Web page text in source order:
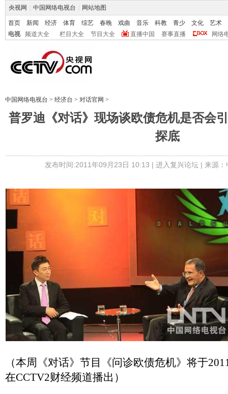
央视网 中国网络电视台 网站地图
首页 新闻 经济 体育 综艺 春晚 戏曲 音乐 科教 青少 文化
艺术
电视
频道大全 栏目大全 节目大全 直播中国 赛事直播 网络
中国网络电视台 > 经济台 > 对话官网 >
普罗迪《对话》现场谈欧债危机是否会
探底
发布时间:2011年09月23日 10:13 | 进入复兴论坛| 来源：
（本周《对话》节目《问诊欧债危机》将于
在CCTV2财经频道播出）